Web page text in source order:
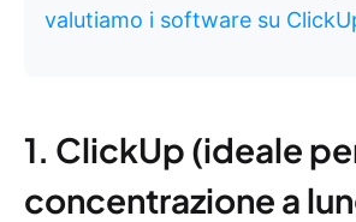
valutiamo i software su
1. ClickUp (ideale
concentrazione a